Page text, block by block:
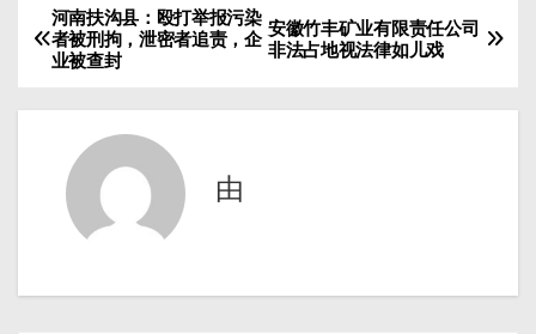
文
章
航
安徽竹丰矿业有限责任公司
非法占地视法律如儿戏
河南扶沟县：殴打举报污染
者被刑拘，泄密者追责，企
业被查封
由